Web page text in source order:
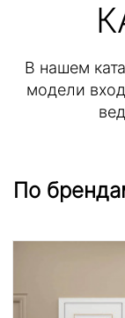
В нашем
модели
По